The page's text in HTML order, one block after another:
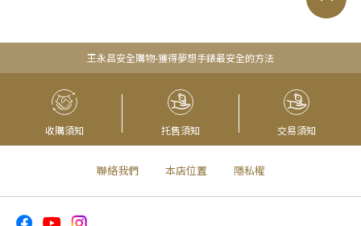
王永昌安全購物-獲得夢想手錶最安全的方法
收購須知 托售須知 交易須知
聯絡我們 本店位置 隱私權